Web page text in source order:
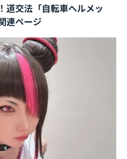
道交法「自転車ヘルメッ
連ページ